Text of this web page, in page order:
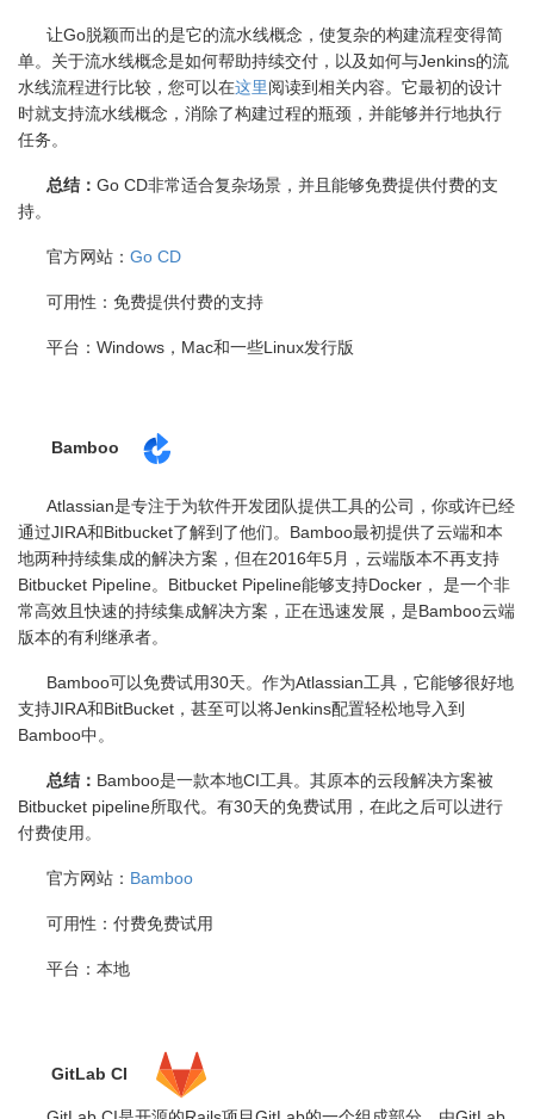
让Go脱颖而出的是它的流水线概念，使复杂的构建流程变得简
单。关于流水线概念是如何帮助持续交付，以及如何与Jenkins的流
水线流程进行比较，您可以在这里阅读到相关内容。它最初的设计
时就支持流水线概念，消除了构建过程的瓶颈，并能够并行地执行
任务。
总结： Go CD非常适合复杂场景，并且能够免费提供付费的支
持。
官方网站： Go CD
可用性：免费提供付费的支持
平台： Windows ， Mac和一些Linux发行版
Bamboo
Atlassian是专注于为软件开发团队提供工具的公司，你或许已经
通过JIRA和Bitbucket了解到了他们。 Bamboo最初提供了云端和本
地两种持续集成的解决方案，但在2016年5月，云端版本不再支持
Bitbucket Pipeline。 Bitbucket Pipeline能够支持Docker ， 是一个非
常高效且快速的持续集成解决方案，正在迅速发展，是Bamboo云端
版本的有利继承者。
Bamboo可以免费试用30天。作为Atlassian工具，它能够很好地
支持JIRA和BitBucket ，甚至可以将Jenkins配置轻松地导入到
Bamboo中。
总结： Bamboo是一款本地CI工具。其原本的云段解决方案被
Bitbucket pipeline所取代。有30天的免费试用，在此之后可以进行
付费使用。
官方网站： Bamboo
可用性：付费免费试用
平台：本地
GitLab CI